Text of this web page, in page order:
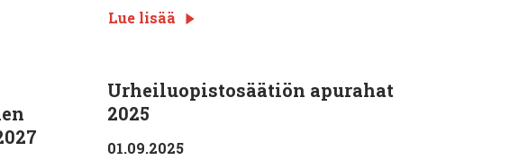
Lue lisää
Urheiluopistosäätiön apurahat
2025
01.09.2025